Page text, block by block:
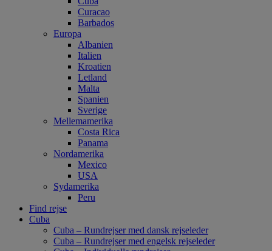
Curacao
Barbados
Europa
Albanien
Italien
Kroatien
Letland
Malta
Spanien
Sverige
Mellemamerika
Costa Rica
Panama
Nordamerika
Mexico
USA
Sydamerika
Peru
Find rejse
Cuba
Cuba – Rundrejser med dansk rejseleder
Cuba – Rundrejser med engelsk rejseleder